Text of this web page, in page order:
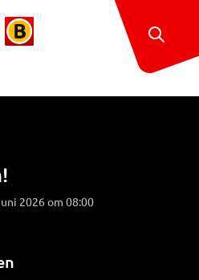
2026 om 08:00